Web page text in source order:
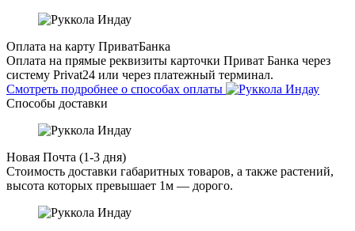
Оплата на карту ПриватБанка
Оплата на прямые реквизиты карточки Приват Банка через
систему Privat24 или через платежный терминал.
Смотреть подробнее о способах оплаты
Способы доставки
Новая Почта (1-3 дня)
Стоимость доставки габаритных товаров, а также растений,
высота которых превышает 1м — дорого.